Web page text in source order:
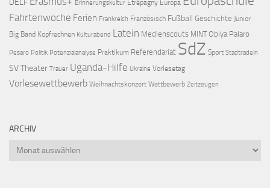
Erinnerungskultur Etrépagny Europa
Fahrtenwoche Ferien Frankreich Französisch Fußball Geschichte Junior
Big Band Kopfrechnen Kulturabend Latein Medienscouts MINT Obiya Palaro
Pesaro Politik Potenzialanalyse Praktikum Referendariat SdZ Sport Stadtradeln
SVTheater Trauer Uganda-Hilfe Ukraine Vorlesetag
Vorlesewettbewerb Weihnachtskonzert Wettbewerb Zeitzeugen
ARCHIV